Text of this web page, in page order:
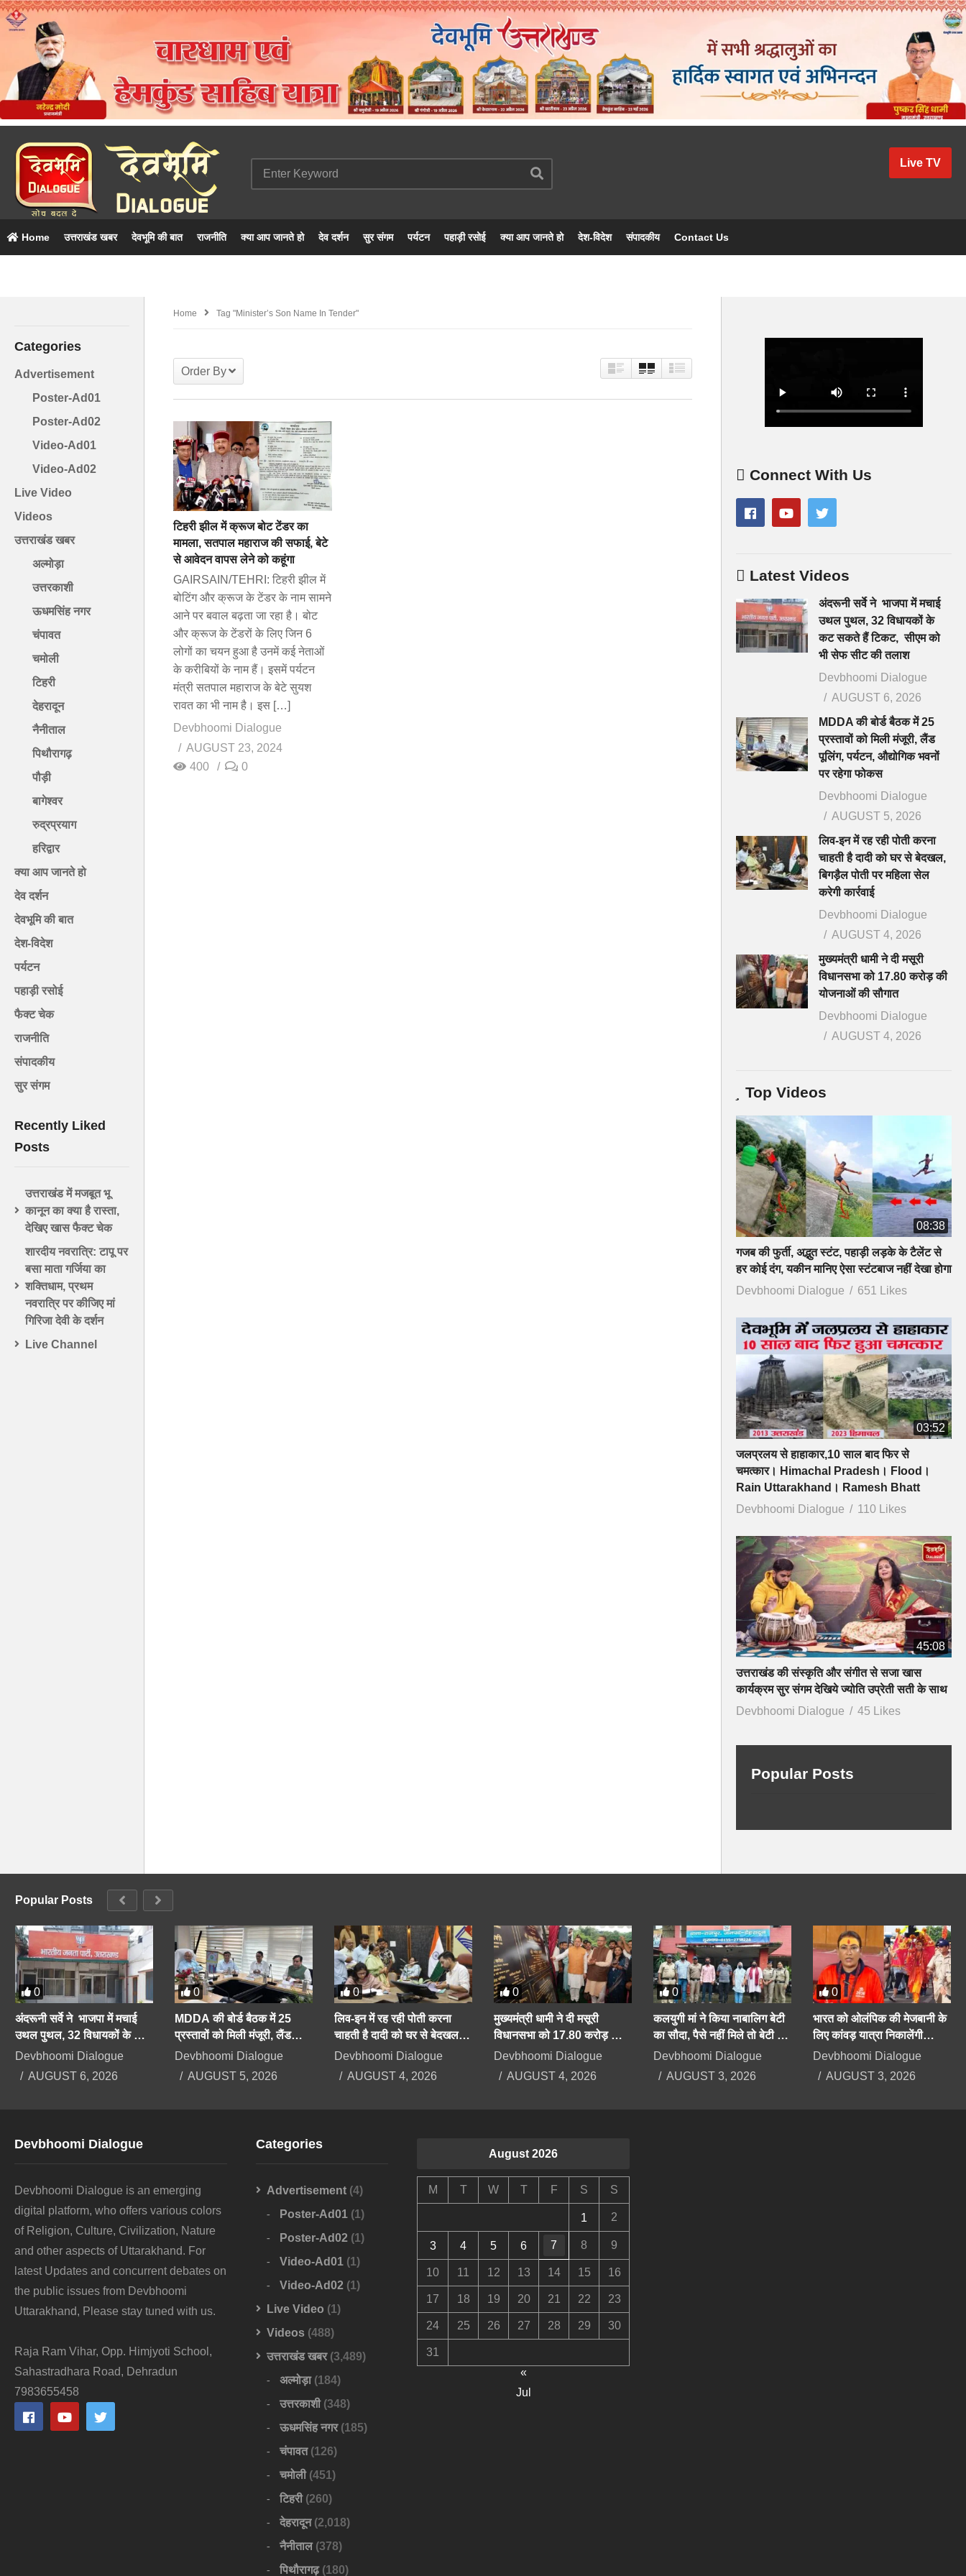
Live TV
Home उत्तराखंड खबर देवभूमि की बात राजनीति क्या आप जानते हो देव दर्शन सुर संगम पर्यटन पहाड़ी रसोई क्या आप जानते हो देश-विदेश संपादकीय Contact Us
Categories
Advertisement
Poster-Ad01
Poster-Ad02
Video-Ad01
Video-Ad02
Live Video
Videos
उत्तराखंड खबर
अल्मोड़ा
उत्तरकाशी
ऊधमसिंह नगर
चंपावत
चमोली
टिहरी
देहरादून
नैनीताल
पिथौरागढ़
पौड़ी
बागेश्वर
रुद्रप्रयाग
हरिद्वार
क्या आप जानते हो
देव दर्शन
देवभूमि की बात
देश-विदेश
पर्यटन
पहाड़ी रसोई
फैक्ट चेक
राजनीति
संपादकीय
सुर संगम
Recently Liked
Posts
उत्तराखंड में मजबूत भू
कानून का क्या है रास्ता,
देखिए खास फैक्ट चेक
शारदीय नवरात्रि: टापू पर
बसा माता गर्जिया का
शक्तिधाम, प्रथम
नवरात्रि पर कीजिए मां
गिरिजा देवी के दर्शन
Live Channel
Home Tag "Minister’s Son Name In Tender"
Order By
टिहरी झील में क्रूज बोट टेंडर का
मामला, सतपाल महाराज की सफाई, बेटे
से आवेदन वापस लेने को कहूंगा
GAIRSAIN/TEHRI: टिहरी झील में
बोटिंग और क्रूज के टेंडर के नाम सामने
आने पर बवाल बढ़ता जा रहा है। बोट
और क्रूज के टेंडरों के लिए जिन 6
लोगों का चयन हुआ है उनमें कई नेताओं
के करीबियों के नाम हैं। इसमें पर्यटन
मंत्री सतपाल महाराज के बेटे सुयश
रावत का भी नाम है। इस […]
Devbhoomi Dialogue
AUGUST 23, 2024
400
0
Connect With Us
Latest Videos
अंदरूनी सर्वे ने भाजपा में मचाई
उथल पुथल, 32 विधायकों के
कट सकते हैं टिकट, सीएम को
भी सेफ सीट की तलाश
Devbhoomi Dialogue
AUGUST 6, 2026
MDDA की बोर्ड बैठक में 25
प्रस्तावों को मिली मंजूरी, लैंड
पूलिंग, पर्यटन, औद्योगिक भवनों
पर रहेगा फोकस
Devbhoomi Dialogue
AUGUST 5, 2026
लिव-इन में रह रही पोती करना
चाहती है दादी को घर से बेदखल,
बिगड़ैल पोती पर महिला सेल
करेगी कार्रवाई
Devbhoomi Dialogue
AUGUST 4, 2026
मुख्यमंत्री धामी ने दी मसूरी
विधानसभा को 17.80 करोड़ की
योजनाओं की सौगात
Devbhoomi Dialogue
AUGUST 4, 2026
Top Videos
08:38
गजब की फुर्ती, अद्भुत स्टंट, पहाड़ी लड़के के टैलेंट से
हर कोई दंग, यकीन मानिए ऐसा स्टंटबाज नहीं देखा होगा
Devbhoomi Dialogue
651 Likes
03:52
जलप्रलय से हाहाकार,10 साल बाद फिर से
चमत्कार। Himachal Pradesh। Flood।
Rain Uttarakhand। Ramesh Bhatt
Devbhoomi Dialogue
110 Likes
45:08
उत्तराखंड की संस्कृति और संगीत से सजा खास
कार्यक्रम सुर संगम देखिये ज्योति उप्रेती सती के साथ
Devbhoomi Dialogue
45 Likes
Popular Posts
Popular Posts
0
अंदरूनी सर्वे ने भाजपा में मचाई
उथल पुथल, 32 विधायकों के कट
सकते हैं टिकट, सीएम को भी सेफ
Devbhoomi Dialogue
AUGUST 6, 2026
0
MDDA की बोर्ड बैठक में 25
प्रस्तावों को मिली मंजूरी, लैंड
पूलिंग, पर्यटन, औद्योगिक भवनों पर
Devbhoomi Dialogue
AUGUST 5, 2026
0
लिव-इन में रह रही पोती करना
चाहती है दादी को घर से बेदखल,
बिगड़ैल पोती पर महिला सेल करेगी
Devbhoomi Dialogue
AUGUST 4, 2026
0
मुख्यमंत्री धामी ने दी मसूरी
विधानसभा को 17.80 करोड़ की
योजनाओं की सौगात
Devbhoomi Dialogue
AUGUST 4, 2026
0
कलयुगी मां ने किया नाबालिग बेटी
का सौदा, पैसे नहीं मिले तो बेटी के
अपहरण का झूठा मुकदमा दर्ज
Devbhoomi Dialogue
AUGUST 3, 2026
0
भारत को ओलंपिक की मेजबानी के
लिए कांवड़ यात्रा निकालेंगी
उत्तराखंड की मंत्री रेखा आर्या
Devbhoomi Dialogue
AUGUST 3, 2026
Devbhoomi Dialogue
Devbhoomi Dialogue is an emerging
digital platform, who offers various colors
of Religion, Culture, Civilization, Nature
and other aspects of Uttarakhand. For
latest Updates and concurrent debates on
the public issues from Devbhoomi
Uttarakhand, Please stay tuned with us.
Raja Ram Vihar, Opp. Himjyoti School,
Sahastradhara Road, Dehradun
7983655458
Categories
Advertisement (4)
Poster-Ad01 (1)
Poster-Ad02 (1)
Video-Ad01 (1)
Video-Ad02 (1)
Live Video (1)
Videos (488)
उत्तराखंड खबर(3,489)
अल्मोड़ा(184)
उत्तरकाशी(348)
ऊधमसिंह नगर(185)
चंपावत(126)
चमोली(451)
टिहरी(260)
देहरादून(2,018)
नैनीताल(378)
पिथौरागढ़(180)
August 2026
M T W T F S S
1 2
3 4 5 6 7 8 9
10 11 12 13 14 15 16
17 18 19 20 21 22 23
24 25 26 27 28 29 30
31
«
Jul